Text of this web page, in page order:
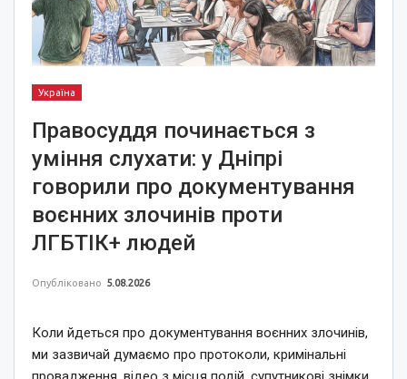
Україна
Правосуддя починається з
уміння слухати: у Дніпрі
говорили про документування
воєнних злочинів проти
ЛГБТІК+ людей
Опубліковано 5.08.2026
Коли йдеться про документування воєнних злочинів,
ми зазвичай думаємо про протоколи, кримінальні